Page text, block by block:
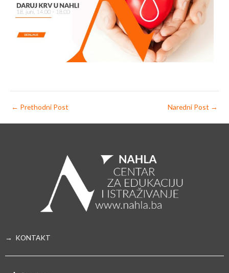
← Prethodni Post Naredni Post →
→ KONTAKT